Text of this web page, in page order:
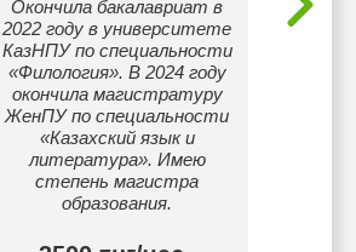
Окончила бакалавриат в
2022 году в университете
КазНПУ по специальности
«Филология». В 2024 году
окончила магистратуру
ЖенПУ по специальности
«Казахский язык и
литература». Имею
степень магистра
образования.